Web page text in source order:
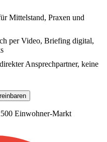
Mittelstand, Praxen und
per Video, Briefing digital,
Ansprechpartner, keine
Einwohner-Markt